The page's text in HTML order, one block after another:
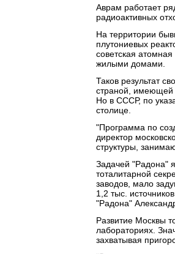
Аврам работает
радиоактивных
На территории
плутониевых
советская
жилыми домами.
Таков результат
страной, имеющей
Но в СССР, по
столице.
"Программа по
директор
структуры,
Задачей "Радона"
тоталитарной
заводов, мало
1,2 тыс.
"Радона"
Развитие Москвы
лабораториях.
захватывая